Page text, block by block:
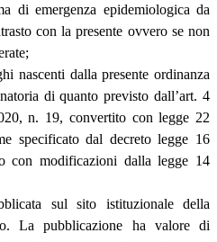
di emergenza epidemiologica da
con la presente ovvero se non
nascenti dalla presente ordinanza
di quanto previsto dall’art. 4
n. 19, convertito con legge 22
specificato dal decreto legge 16
con modificazioni dalla legge 14
sul sito istituzionale della
La pubblicazione ha valore di